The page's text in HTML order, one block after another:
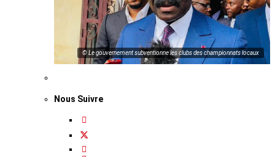
© Le gouvernement subventionne les clubs des championnats locaux
Nous Suivre